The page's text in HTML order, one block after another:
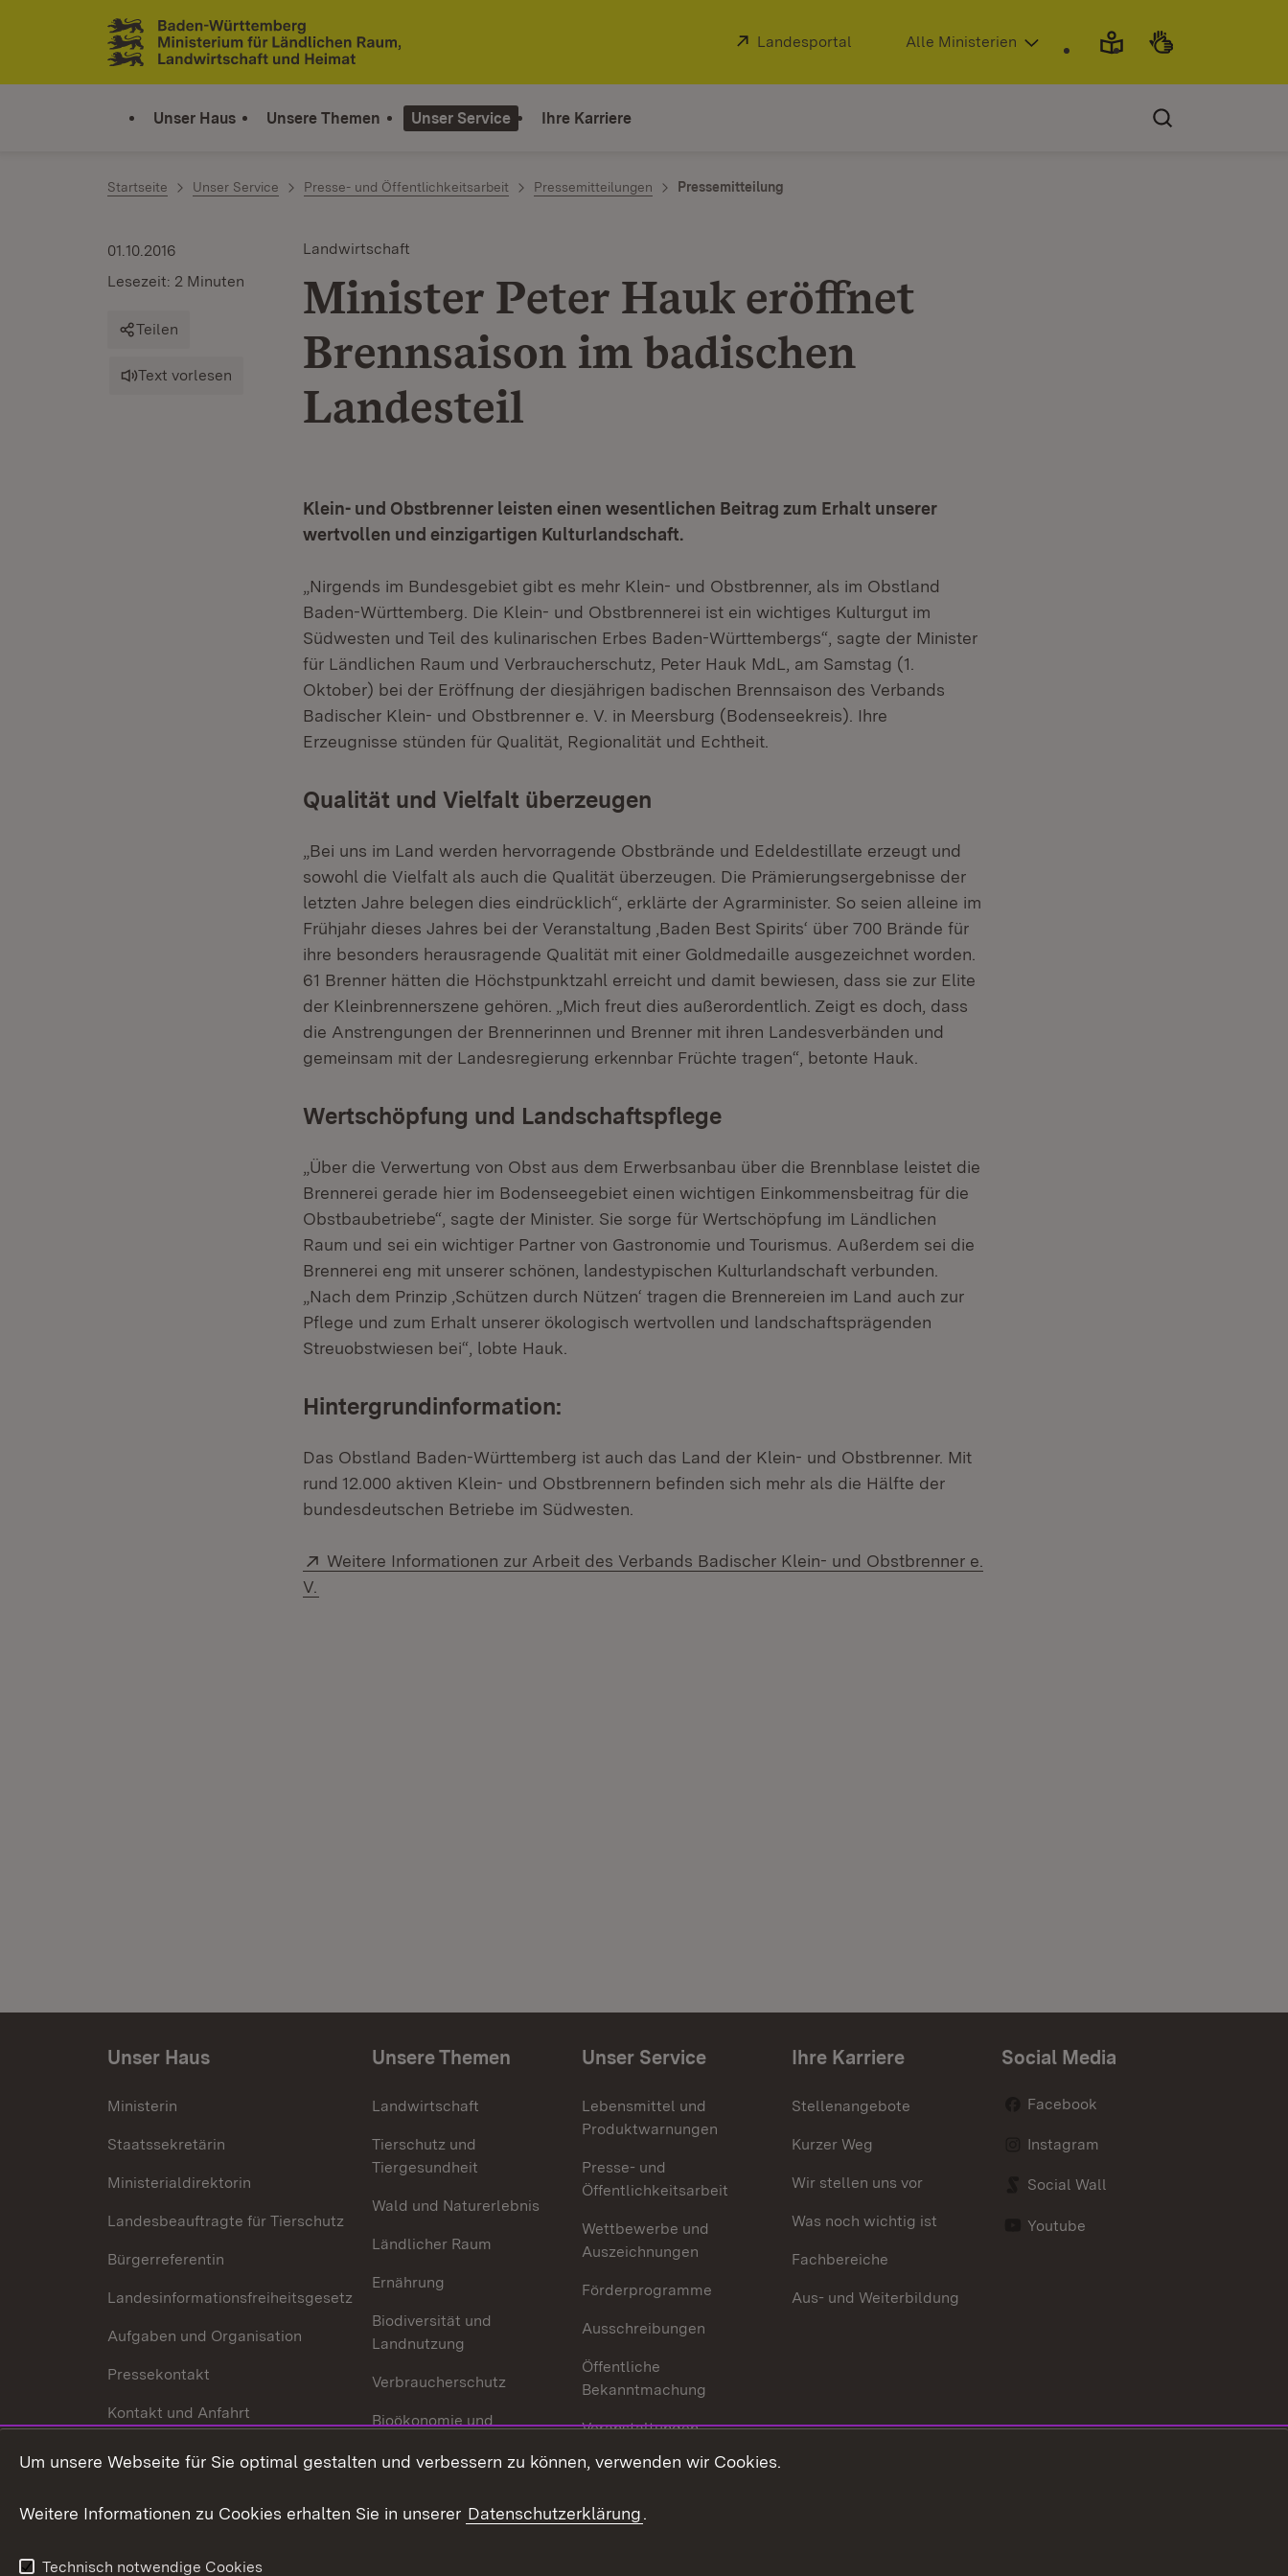
Zum Inhalt springen
Link zur Startseite
Extern:
Landesportal (Öffnet in neuem Fenster)
Alle Ministerien
Unser Haus Unsere Themen Unser Service Ihre Karriere
Startseite Unser Service Presse- und Öffentlichkeitsarbeit Pressemitteilungen Pressemitteilung
Landwirtschaft
Minister Peter Hauk eröffnet
Brennsaison im badischen
Landesteil
01.10.2016
Lesezeit: 2 Minuten
Teilen
Text vorlesen
Klein- und Obstbrenner leisten einen wesentlichen Beitrag zum Erhalt unserer
wertvollen und einzigartigen Kulturlandschaft.
„Nirgends im Bundesgebiet gibt es mehr Klein- und Obstbrenner, als im Obstland
Baden-Württemberg. Die Klein- und Obstbrennerei ist ein wichtiges Kulturgut im
Südwesten und Teil des kulinarischen Erbes Baden-Württembergs“, sagte der Minister
für Ländlichen Raum und Verbraucherschutz, Peter Hauk MdL, am Samstag (1.
Oktober) bei der Eröffnung der diesjährigen badischen Brennsaison des Verbands
Badischer Klein- und Obstbrenner e. V. in Meersburg (Bodenseekreis). Ihre
Erzeugnisse stünden für Qualität, Regionalität und Echtheit.
Qualität und Vielfalt überzeugen
„Bei uns im Land werden hervorragende Obstbrände und Edeldestillate erzeugt und
sowohl die Vielfalt als auch die Qualität überzeugen. Die Prämierungsergebnisse der
letzten Jahre belegen dies eindrücklich“, erklärte der Agrarminister. So seien alleine im
Frühjahr dieses Jahres bei der Veranstaltung ‚Baden Best Spirits‘ über 700 Brände für
ihre besonders herausragende Qualität mit einer Goldmedaille ausgezeichnet worden.
61 Brenner hätten die Höchstpunktzahl erreicht und damit bewiesen, dass sie zur Elite
der Kleinbrennerszene gehören. „Mich freut dies außerordentlich. Zeigt es doch, dass
die Anstrengungen der Brennerinnen und Brenner mit ihren Landesverbänden und
gemeinsam mit der Landesregierung erkennbar Früchte tragen“, betonte Hauk.
Wertschöpfung und Landschaftspflege
„Über die Verwertung von Obst aus dem Erwerbsanbau über die Brennblase leistet die
Brennerei gerade hier im Bodenseegebiet einen wichtigen Einkommensbeitrag für die
Obstbaubetriebe“, sagte der Minister. Sie sorge für Wertschöpfung im Ländlichen
Raum und sei ein wichtiger Partner von Gastronomie und Tourismus. Außerdem sei die
Brennerei eng mit unserer schönen, landestypischen Kulturlandschaft verbunden.
„Nach dem Prinzip ‚Schützen durch Nützen‘ tragen die Brennereien im Land auch zur
Pflege und zum Erhalt unserer ökologisch wertvollen und landschaftsprägenden
Streuobstwiesen bei“, lobte Hauk.
Hintergrundinformation:
Das Obstland Baden-Württemberg ist auch das Land der Klein- und Obstbrenner. Mit
rund 12.000 aktiven Klein- und Obstbrennern befinden sich mehr als die Hälfte der
bundesdeutschen Betriebe im Südwesten.
Extern:
Weitere Informationen zur Arbeit des Verbands Badischer Klein- und Obstbrenner e.
V.
Unser Haus
Ministerin
Staatssekretärin
Ministerialdirektorin
Landesbeauftragte für Tierschutz
Bürgerreferentin
Landesinformationsfreiheitsgesetz
Aufgaben und Organisation
Pressekontakt
Kontakt und Anfahrt
Unsere Themen
Landwirtschaft
Tierschutz und
Tiergesundheit
Wald und Naturerlebnis
Ländlicher Raum
Ernährung
Biodiversität und
Landnutzung
Verbraucherschutz
Bioökonomie und
Unser Service
Lebensmittel und
Produktwarnungen
Presse- und
Öffentlichkeitsarbeit
Wettbewerbe und
Auszeichnungen
Förderprogramme
Ausschreibungen
Öffentliche
Bekanntmachung
Veranstaltungen
Mediathek
Publikationen
Ihre Karriere
Stellenangebote
Kurzer Weg
Wir stellen uns vor
Was noch wichtig ist
Fachbereiche
Aus- und Weiterbildung
Social Media
Facebook
Instagram
Social Wall
Youtube
Um unsere Webseite für Sie optimal gestalten und verbessern zu können, verwenden wir Cookies.
Weitere Informationen zu Cookies erhalten Sie in unserer Datenschutzerklärung.
Technisch notwendige Cookies